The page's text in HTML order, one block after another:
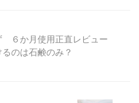
６か月使用正直レビュー
のは石鹸のみ？